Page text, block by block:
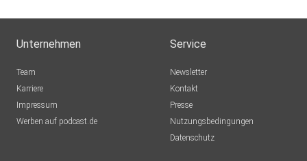
Unternehmen
Team
Karriere
Impressum
Werben auf podcast.de
Service
Newsletter
Kontakt
Presse
Nutzungsbedingungen
Datenschutz